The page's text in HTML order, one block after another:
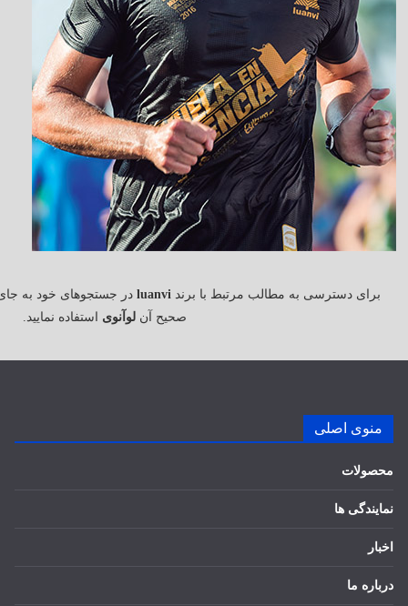
برای دسترسی به مطالب مرتبط با برندluanvi در جستجوهای خود به
صحیح آنلوآنوی استفاده نمایید.
منوی اصلی
محصولات
نمایندگی ها
اخبار
درباره ما